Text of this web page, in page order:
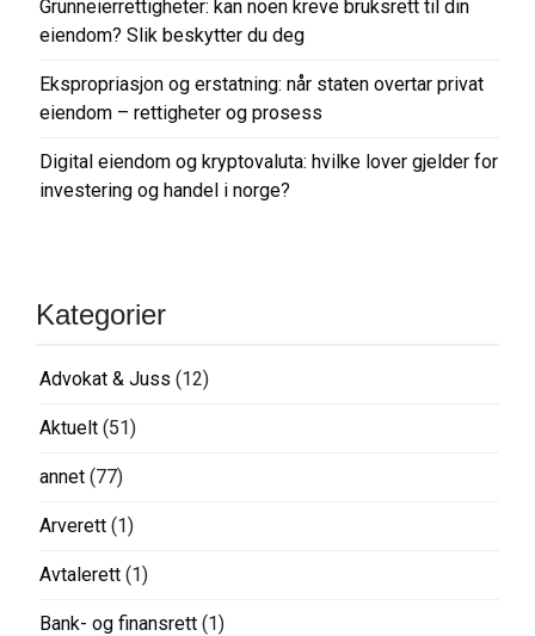
Grunneierrettigheter: kan noen kreve bruksrett til din
eiendom? Slik beskytter du deg
Ekspropriasjon og erstatning: når staten overtar privat
eiendom – rettigheter og prosess
Digital eiendom og kryptovaluta: hvilke lover gjelder for
investering og handel i norge?
Kategorier
Advokat & Juss (12)
Aktuelt (51)
annet (77)
Arverett (1)
Avtalerett (1)
Bank- og finansrett (1)